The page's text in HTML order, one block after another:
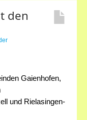
den
Gaienhofen,
und Rielasingen-